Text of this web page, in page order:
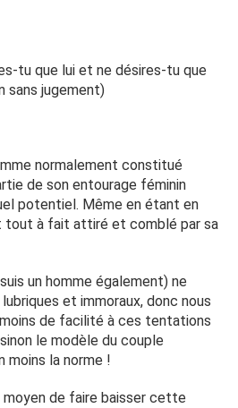
tu que lui et ne désires-tu que
sans jugement)
normalement constitué
de son entourage féminin
potentiel. Même en étant en
tout à fait attiré et comblé par sa
un homme également) ne
et immoraux, donc nous
de facilité à ces tentations
le modèle du couple
moins la norme !
de faire baisser cette